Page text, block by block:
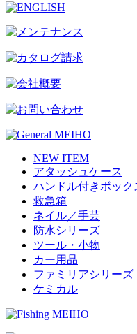
NEW ITEM
アタッシュケース
ハンドル付きボック
救急箱
ネイル／手芸
防水シリーズ
ツール・小物
カー用品
ファミリアシリーズ
ケミカル